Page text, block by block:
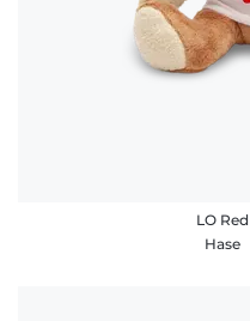
LO Red
Hase